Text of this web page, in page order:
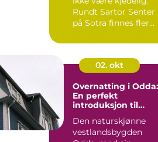
Rundt Sartor Senter
på Sotra finnes fler...
02. okt
Overnatting i Odda:
En perfekt
introduksjon til
Den naturskjønne
vestlandsbygden